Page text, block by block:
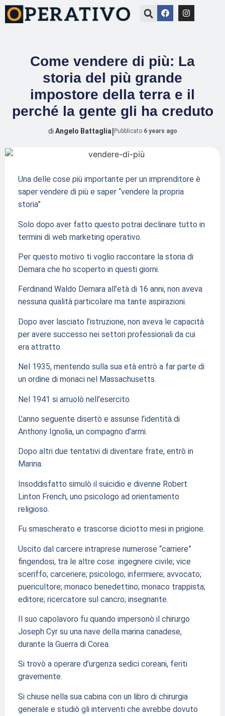
Come vendere di più: La
storia del più grande
impostore della terra e il
perché la gente gli ha creduto
di Angelo Battaglia| Pubblicato 6 years ago
Una delle cose più importante per un imprenditore è
saper vendere di più e saper “vendere la propria
storia”
Solo dopo aver fatto questo potrai declinare tutto in
termini di web marketing operativo.
Per questo motivo ti voglio raccontare la storia di
Demara che ho scoperto in questi giorni.
Ferdinand Waldo Demara all’età di 16 anni, non aveva
nessuna qualità particolare ma tante aspirazioni.
Dopo aver lasciato l’istruzione, non aveva le capacità
per avere successo nei settori professionali da cui
era attratto.
Nel 1935, mentendo sulla sua età entrò a far parte di
un ordine di monaci nel Massachusetts.
Nel 1941 si arruolò nell’esercito.
L’anno seguente disertò e assunse l’identità di
Anthony Ignolia, un compagno d’armi.
Dopo altri due tentativi di diventare frate, entrò in
Marina.
Insoddisfatto simulò il suicidio e divenne Robert
Linton French, uno psicologo ad orientamento
religioso.
Fu smascherato e trascorse diciotto mesi in prigione.
Uscito dal carcere intraprese numerose “carriere”
fingendosi, tra le altre cose: ingegnere civile; vice
sceriffo; carceriere; psicologo; infermiere; avvocato;
puericultore; monaco benedettino; monaco trappista;
editore; ricercatore sul cancro; insegnante.
Il suo capolavoro fu quando impersonò il chirurgo
Joseph Cyr su una nave della marina canadese,
durante la Guerra di Corea.
Si trovò a operare d’urgenza sedici coreani, feriti
gravemente.
Si chiuse nella sua cabina con un libro di chirurgia
generale e studiò gli interventi che avrebbe dovuto